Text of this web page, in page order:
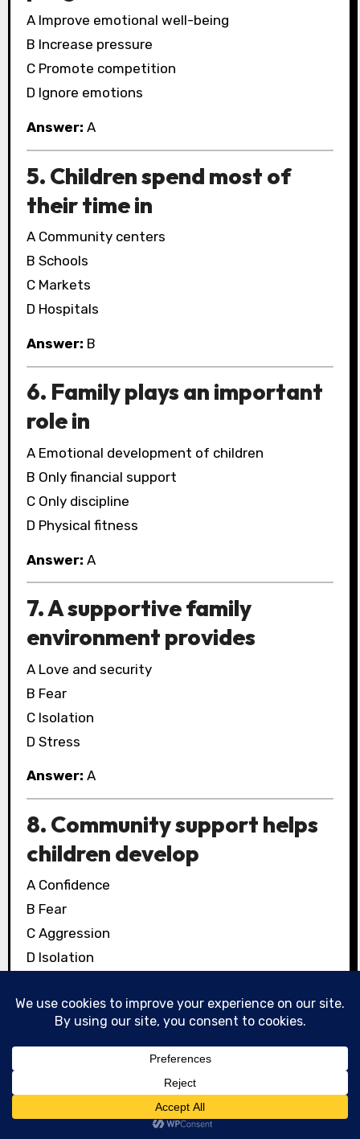
A Improve emotional well-being
B Increase pressure
C Promote competition
D Ignore emotions
Answer: A
5. Children spend most of
their time in
A Community centers
B Schools
C Markets
D Hospitals
Answer: B
6. Family plays an important
role in
A Emotional development of children
B Only financial support
C Only discipline
D Physical fitness
Answer: A
7. A supportive family
environment provides
A Love and security
B Fear
C Isolation
D Stress
Answer: A
8. Community support helps
children develop
A Confidence
B Fear
C Aggression
D Isolation
9. Mental health problems
may arise due to
B Psychological factors